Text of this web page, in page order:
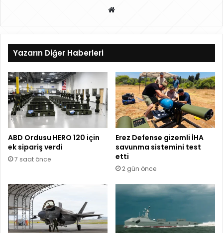
sit
esi
Yazarın Diğer Haberleri
ABD Ordusu HERO 120 için
ek sipariş verdi
7 saat önce
Erez Defense gizemli İHA
savunma sistemini test
etti
2 gün önce